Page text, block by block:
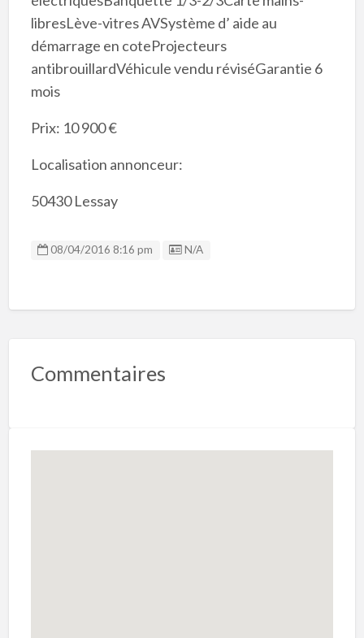
libresLève-vitres AVSystème d’ aide au
démarrage en coteProjecteurs
antibrouillardVéhicule vendu réviséGarantie 6
mois
Prix: 10 900 €
Localisation annonceur:
50430 Lessay
08/04/2016 8:16 pm Listing ID
N/A
Commentaires